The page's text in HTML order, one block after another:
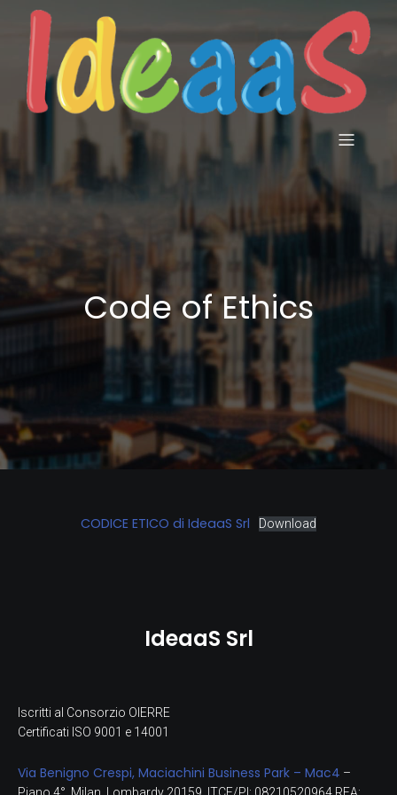
Code of Ethics
CODICE ETICO di IdeaaS Srl Download
IdeaaS Srl
Iscritti al Consorzio OIERRE
Certificati ISO 9001 e 14001
Via Benigno Crespi, Maciachini Business Park – Mac4 –